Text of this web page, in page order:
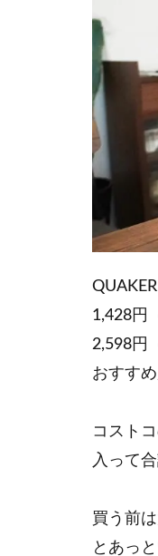
1,428円
2,598円
おすす
コスト
入って
買う前
とあっ